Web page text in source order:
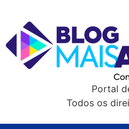
Portal
Todos os